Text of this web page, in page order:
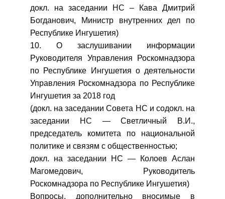
докл. на заседании НС – Кава Дмитрий
Богданович, Министр внутренних дел по
Республике Ингушетия)
10. О заслушивании информации
Руководителя Управления Роскомнадзора
по Республике Ингушетия о деятельности
Управления Роскомнадзора по Республике
Ингушетия за 2018 год
(докл. на заседании Совета НС и содокл. на
заседании НС — Светличный В.И.,
председатель комитета по национальной
политике и связям с общественностью;
докл. на заседании НС — Колоев Аслан
Магомедович, Руководитель
Роскомнадзора по Республике Ингушетия)
Вопросы, дополнительно вносимые в